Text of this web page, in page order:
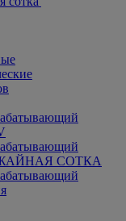
СОТКА